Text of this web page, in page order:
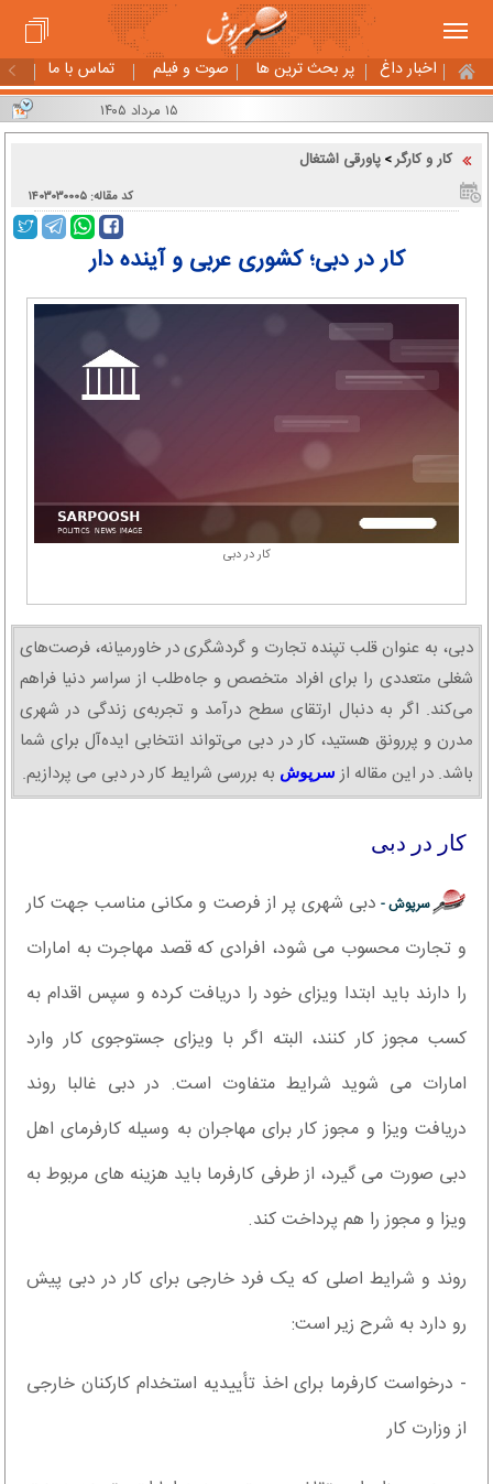
اخبار داغ پر بحث ترین ها صوت و فیلم تماس با ما
کار و کارگر> پاورقی اشتغال
کد مقاله: ۱۴۰۳۰۳۰۰۰۵
کار در دبی؛ کشوری عربی و آینده دار
کار در دبی
دبی، به عنوان قلب تپنده تجارت و گردشگری در خاورمیانه، فرصت‌های
شغلی متعددی را برای افراد متخصص و جاه‌طلب از سراسر دنیا فراهم
می‌کند. اگر به دنبال ارتقای سطح درآمد و تجربه‌ی زندگی در شهری
مدرن و پررونق هستید، کار در دبی می‌تواند انتخابی ایده‌آل برای شما
باشد. در این مقاله از سرپوش به بررسی شرایط کار در دبی می پردازیم.
کار در دبی
سرپوش - دبی شهری پر از فرصت و مکانی مناسب جهت کار
و تجارت محسوب می شود، افرادی که قصد مهاجرت به امارات
را دارند باید ابتدا ویزای خود را دریافت کرده و سپس اقدام به
کسب مجوز کار کنند، البته اگر با ویزای جستوجوی کار وارد
امارات می شوید شرایط متفاوت است. در دبی غالبا روند
دریافت ویزا و مجوز کار برای مهاجران به وسیله کارفرمای اهل
دبی صورت می گیرد، از طرفی کارفرما باید هزینه های مربوط به
ویزا و مجوز را هم پرداخت کند.
روند و شرایط اصلی که یک فرد خارجی برای کار در دبی پیش
رو دارد به شرح زیر است:
- درخواست کارفرما برای اخذ تأییدیه استخدام کارکنان خارجی
از وزارت کار